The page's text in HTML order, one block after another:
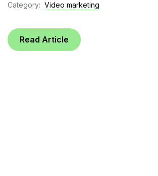
Category: Video marketing
Read Article